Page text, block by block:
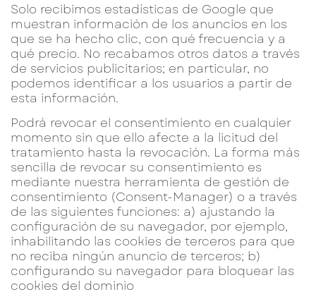
Solo recibimos estadísticas de Google que
muestran información de los anuncios en los
que se ha hecho clic, con qué frecuencia y a
qué precio. No recabamos otros datos a través
de servicios publicitarios; en particular, no
podemos identificar a los usuarios a partir de
esta información.
Podrá revocar el consentimiento en cualquier
momento sin que ello afecte a la licitud del
tratamiento hasta la revocación. La forma más
sencilla de revocar su consentimiento es
mediante nuestra herramienta de gestión de
consentimiento (Consent-Manager) o a través
de las siguientes funciones: a) ajustando la
configuración de su navegador, por ejemplo,
inhabilitando las cookies de terceros para que
no reciba ningún anuncio de terceros; b)
configurando su navegador para bloquear las
cookies del dominio